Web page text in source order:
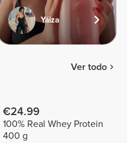
Yáiza
Ver todo
€24.99
100% Real Whey Protein
400 g